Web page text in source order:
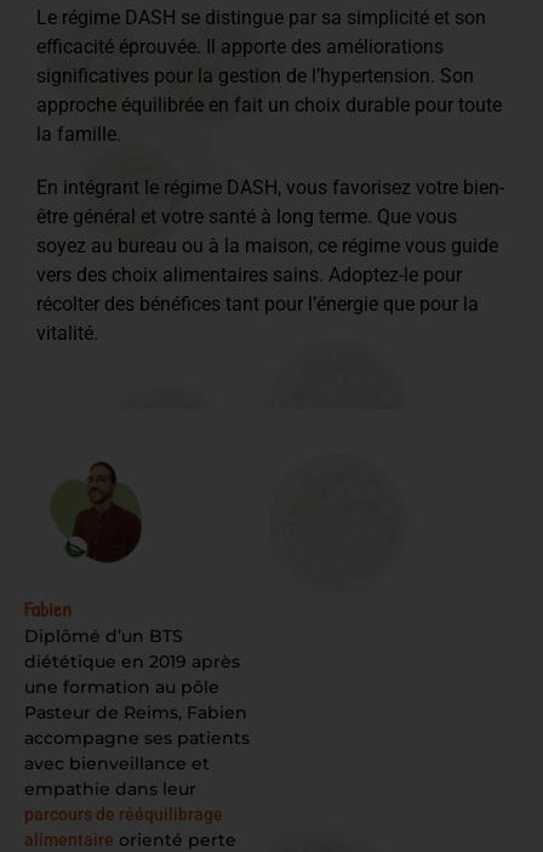
Le régime DASH se distingue par sa simplicité et son
efficacité éprouvée. Il apporte des améliorations
significatives pour la gestion de l’hypertension. Son
approche équilibrée en fait un choix durable pour toute
la famille.
En intégrant le régime DASH, vous favorisez votre bien-
être général et votre santé à long terme. Que vous
soyez au bureau ou à la maison, ce régime vous guide
vers des choix alimentaires sains. Adoptez-le pour
récolter des bénéfices tant pour l’énergie que pour la
vitalité.
Fabien
Diplômé d’un BTS
diététique en 2019 après
une formation au pôle
Pasteur de Reims, Fabien
accompagne ses patients
avec bienveillance et
empathie dans leur
parcours de rééquilibrage
alimentaire orienté perte